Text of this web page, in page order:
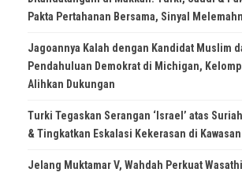
Pakta Pertahanan Bersama, Sinyal
Jagoannya Kalah dengan Kandidat Muslim
Pendahuluan Demokrat di Michigan,
Alihkan Dukungan
Turki Tegaskan Serangan ‘Israel’ atas
& Tingkatkan Eskalasi Kekerasan di Kawasan
Jelang Muktamar V, Wahdah Perkuat